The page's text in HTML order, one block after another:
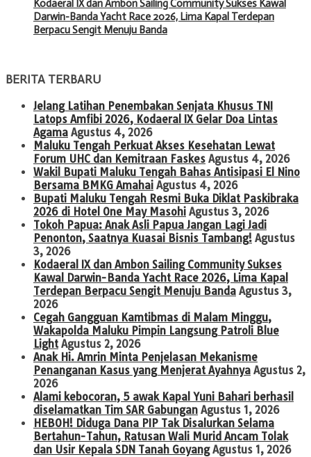
Kodaeral IX dan Ambon Sailing Community Sukses Kawal
Darwin-Banda Yacht Race 2026, Lima Kapal Terdepan
Berpacu Sengit Menuju Banda
BERITA TERBARU
Jelang Latihan Penembakan Senjata Khusus TNI
Latops Amfibi 2026, Kodaeral IX Gelar Doa Lintas
Agama Agustus 4, 2026
Maluku Tengah Perkuat Akses Kesehatan Lewat
Forum UHC dan Kemitraan Faskes Agustus 4, 2026
Wakil Bupati Maluku Tengah Bahas Antisipasi El Nino
Bersama BMKG Amahai Agustus 4, 2026
Bupati Maluku Tengah Resmi Buka Diklat Paskibraka
2026 di Hotel One May Masohi Agustus 3, 2026
Tokoh Papua: Anak Asli Papua Jangan Lagi Jadi
Penonton, Saatnya Kuasai Bisnis Tambang! Agustus
3, 2026
Kodaeral IX dan Ambon Sailing Community Sukses
Kawal Darwin-Banda Yacht Race 2026, Lima Kapal
Terdepan Berpacu Sengit Menuju Banda Agustus 3,
2026
Cegah Gangguan Kamtibmas di Malam Minggu,
Wakapolda Maluku Pimpin Langsung Patroli Blue
Light Agustus 2, 2026
Anak Hi. Amrin Minta Penjelasan Mekanisme
Penanganan Kasus yang Menjerat Ayahnya Agustus 2,
2026
Alami kebocoran, 5 awak Kapal Yuni Bahari berhasil
diselamatkan Tim SAR Gabungan Agustus 1, 2026
HEBOH! Diduga Dana PIP Tak Disalurkan Selama
Bertahun-Tahun, Ratusan Wali Murid Ancam Tolak
dan Usir Kepala SDN Tanah Goyang Agustus 1, 2026